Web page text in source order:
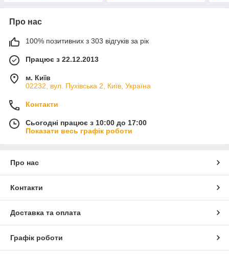
Про нас
100% позитивних з 303 відгуків за рік
Працює з 22.12.2013
м. Київ
02232, вул. Пухівська 2, Київ, Україна
Контакти
Сьогодні працює з 10:00 до 17:00
Показати весь графік роботи
Про нас
Контакти
Доставка та оплата
Графік роботи